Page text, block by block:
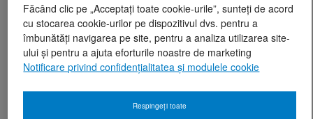
Făcând clic pe „Acceptați toate cookie-urile”, sunteți de acord
cu stocarea cookie-urilor pe dispozitivul dvs. pentru a
îmbunătăți navigarea pe site, pentru a analiza utilizarea site-
ului și pentru a ajuta eforturile noastre de marketing
Notificare privind confidențialitatea și modulele cookie
Respingeți toate